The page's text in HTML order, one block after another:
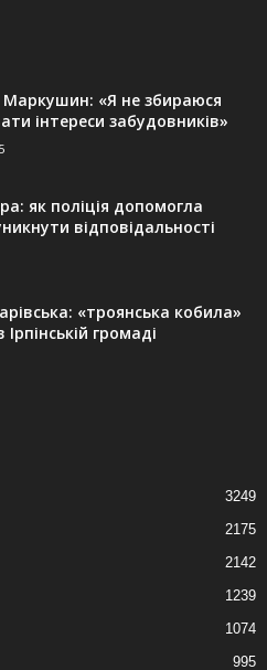
Маркушин: «Я не збираюся
інтереси забудовників»
як поліція допомогла
відповідальності
«троянська кобила»
громаді
3249
2175
2142
1239
1074
995